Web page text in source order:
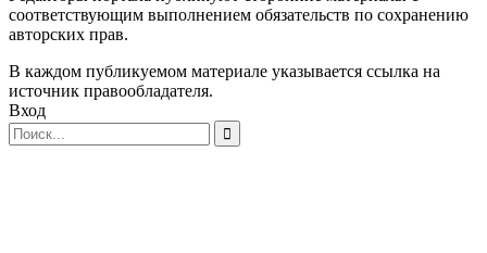
соответствующим выполнением обязательств по сохранению
авторских прав.
В каждом публикуемом материале указывается ссылка на
источник правообладателя.
Вход